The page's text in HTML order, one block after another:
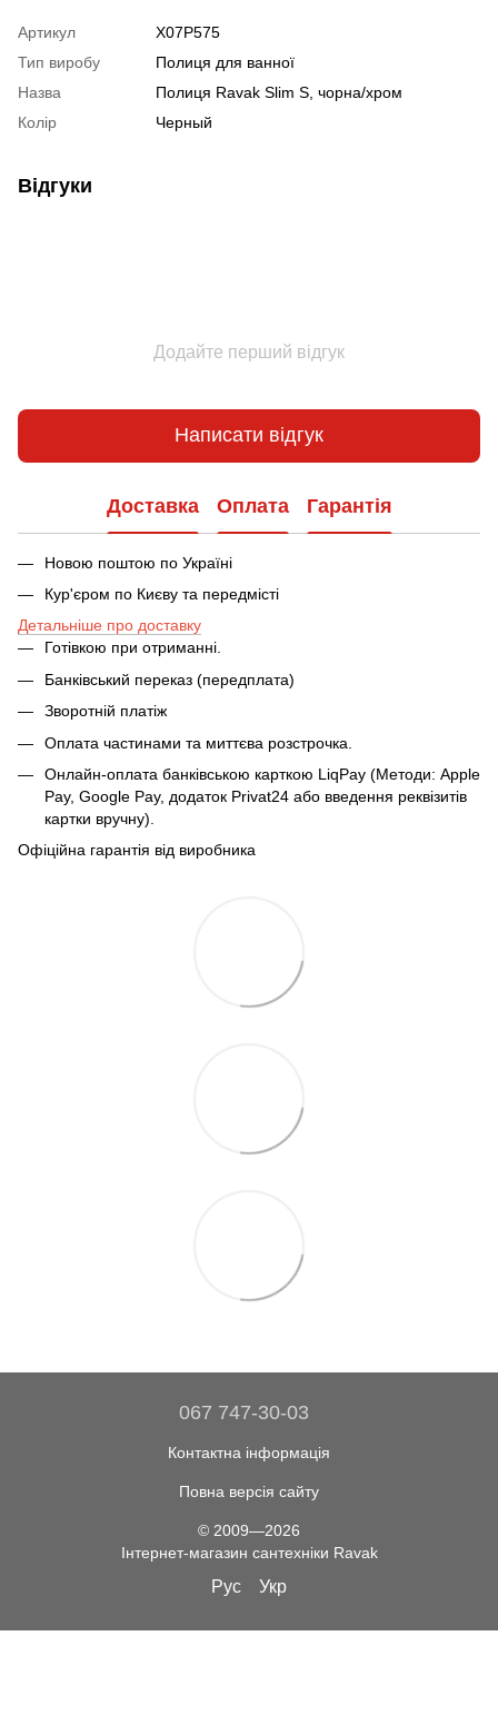
Артикул
X07P575
Тип виробу
Полиця для ванної
Назва
Полиця Ravak Slim S, чорна/хром
Колір
Черный
Відгуки
Додайте перший відгук
Написати відгук
Доставка Оплата Гарантія
Новою поштою по Україні
Кур'єром по Києву та передмісті
Детальніше про доставку
Готівкою при отриманні.
Банківський переказ (передплата)
Зворотній платіж
Оплата частинами та миттєва розстрочка.
Онлайн-оплата банківською карткою LiqPay (Методи: Apple
Pay, Google Pay, додаток Privat24 або введення реквізитів
картки вручну).
Офіційна гарантія від виробника
067 747-30-03
Контактна інформація
Повна версія сайту
© 2009—2026
Інтернет-магазин сантехніки Ravak
Рус Укр